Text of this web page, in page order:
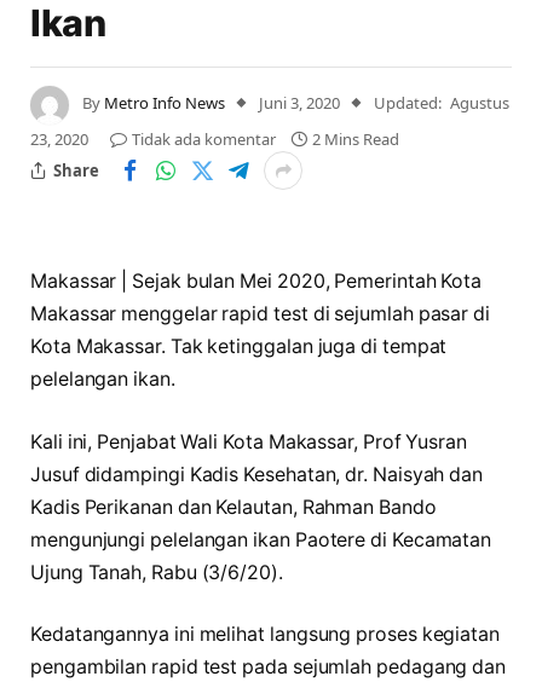
Ikan
By Metro Info News Juni 3, 2020 Updated: Agustus
23, 2020
Tidak ada komentar
2 Mins Read
Share
Makassar | Sejak bulan Mei 2020, Pemerintah Kota
Makassar menggelar rapid test di sejumlah pasar di
Kota Makassar. Tak ketinggalan juga di tempat
pelelangan ikan.
Kali ini, Penjabat Wali Kota Makassar, Prof Yusran
Jusuf didampingi Kadis Kesehatan, dr. Naisyah dan
Kadis Perikanan dan Kelautan, Rahman Bando
mengunjungi pelelangan ikan Paotere di Kecamatan
Ujung Tanah, Rabu (3/6/20).
Kedatangannya ini melihat langsung proses kegiatan
pengambilan rapid test pada sejumlah pedagang dan